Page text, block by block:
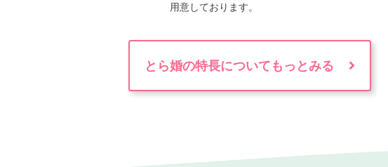
用意しております。
とら婚の特長についてもっとみる